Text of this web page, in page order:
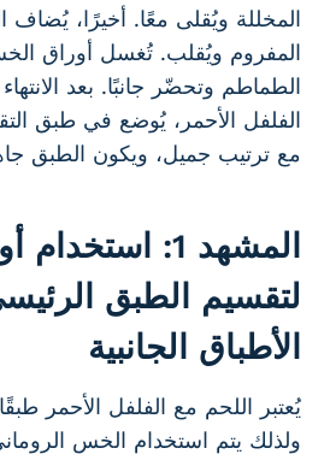
المخللة ويُقلى معًا. أخيرًا، يُضاف
المفروم ويُقلب. تُغسل أوراق
الطماطم وتحضّر جانبًا. بعد
الفلفل الأحمر، يُوضع في طبق
مع ترتيب جميل، ويكون الطبق
المشهد 1:
لتقسيم الطبق
الأطباق الجانبية
يُعتبر اللحم مع الفلفل الأحمر
ولذلك يتم استخدام الخس